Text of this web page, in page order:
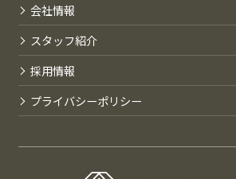
会社情報
スタッフ紹介
採用情報
プライバシーポリシー